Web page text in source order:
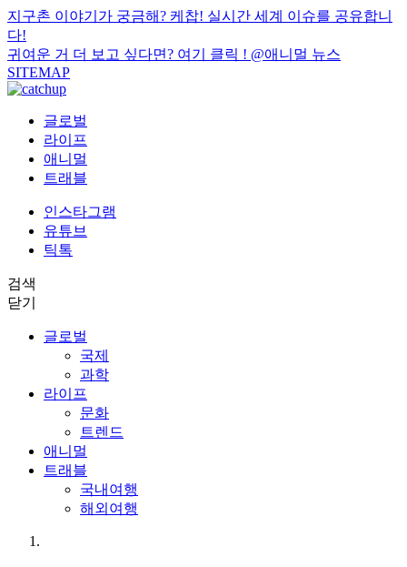
지구촌 이야기가 궁금해? 케찹! 실시간 세계 이슈를 공유합니
다!
귀여운 거 더 보고 싶다면? 여기 클릭 ! @애니멀 뉴스
SITEMAP
글로벌
라이프
애니멀
트래블
인스타그램
유튜브
틱톡
검색
닫기
글로벌
국제
과학
라이프
문화
트렌드
애니멀
트래블
국내여행
해외여행